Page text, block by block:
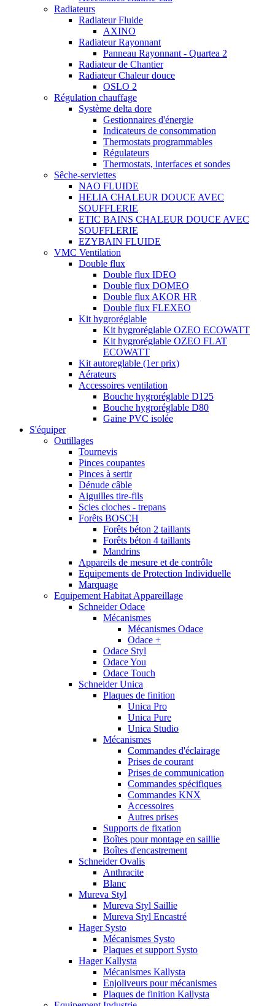
Radiateurs
Radiateur Fluide
AXINO
Radiateur Rayonnant
Panneau Rayonnant - Quartea 2
Radiateur de Chantier
Radiateur Chaleur douce
OSLO 2
Régulation chauffage
Système delta dore
Gestionnaires d'énergie
Indicateurs de consommation
Thermostats programmables
Régulateurs
Thermostats, interfaces et sondes
Sêche-serviettes
NAO FLUIDE
HELIA CHALEUR DOUCE AVEC
SOUFFLERIE
ETIC BAINS CHALEUR DOUCE AVEC
SOUFFLERIE
EZYBAIN FLUIDE
VMC Ventilation
Double flux
Double flux IDEO
Double flux DOMEO
Double flux AKOR HR
Double flux FLEXEO
Kit hygroréglable
Kit hygroréglable OZEO ECOWATT
Kit hygroréglable OZEO FLAT
ECOWATT
Kit autoreglable (1er prix)
Aérateurs
Accessoires ventilation
Bouche hygroréglable D125
Bouche hygroréglable D80
Gaine PVC isolée
S'équiper
Outillages
Tournevis
Pinces coupantes
Pinces à sertir
Dénude câble
Aiguilles tire-fils
Scies cloches - trepans
Forêts BOSCH
Forêts béton 2 taillants
Forêts béton 4 taillants
Mandrins
Appareils de mesure et de contrôle
Equipements de Protection Individuelle
Marquage
Equipement Habitat Appareillage
Schneider Odace
Mécanismes
Mécanismes Odace
Odace +
Odace Styl
Odace You
Odace Touch
Schneider Unica
Plaques de finition
Unica Pro
Unica Pure
Unica Studio
Mécanismes
Commandes d'éclairage
Prises de courant
Prises de communication
Commandes spécifiques
Commandes KNX
Accessoires
Autres prises
Supports de fixation
Boîtes pour montage en saillie
Boîtes d'encastrement
Schneider Ovalis
Anthracite
Blanc
Mureva Styl
Mureva Styl Saillie
Mureva Styl Encastré
Hager Systo
Mécanismes Systo
Plaques et support Systo
Hager Kallysta
Mécanismes Kallysta
Enjoliveurs pour mécanismes
Plaques de finition Kallysta